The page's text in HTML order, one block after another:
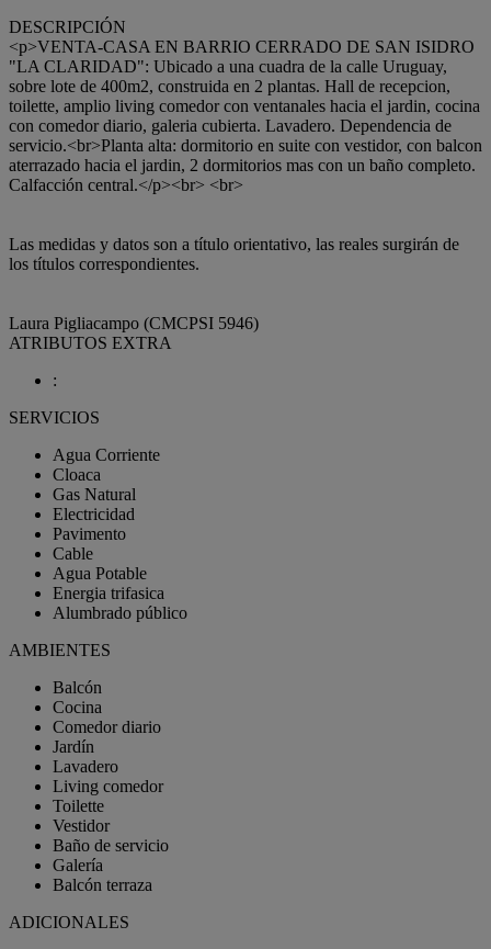
DESCRIPCIÓN
<p>VENTA-CASA EN BARRIO CERRADO DE SAN ISIDRO
"LA CLARIDAD": Ubicado a una cuadra de la calle Uruguay,
sobre lote de 400m2, construida en 2 plantas. Hall de recepcion,
toilette, amplio living comedor con ventanales hacia el jardin, cocina
con comedor diario, galeria cubierta. Lavadero. Dependencia de
servicio.<br>Planta alta: dormitorio en suite con vestidor, con balcon
aterrazado hacia el jardin, 2 dormitorios mas con un baño completo.
Calfacción central.</p><br> <br>
Las medidas y datos son a título orientativo, las reales surgirán de
los títulos correspondientes.
Laura Pigliacampo (CMCPSI 5946)
ATRIBUTOS EXTRA
:
SERVICIOS
Agua Corriente
Cloaca
Gas Natural
Electricidad
Pavimento
Cable
Agua Potable
Energia trifasica
Alumbrado público
AMBIENTES
Balcón
Cocina
Comedor diario
Jardín
Lavadero
Living comedor
Toilette
Vestidor
Baño de servicio
Galería
Balcón terraza
ADICIONALES